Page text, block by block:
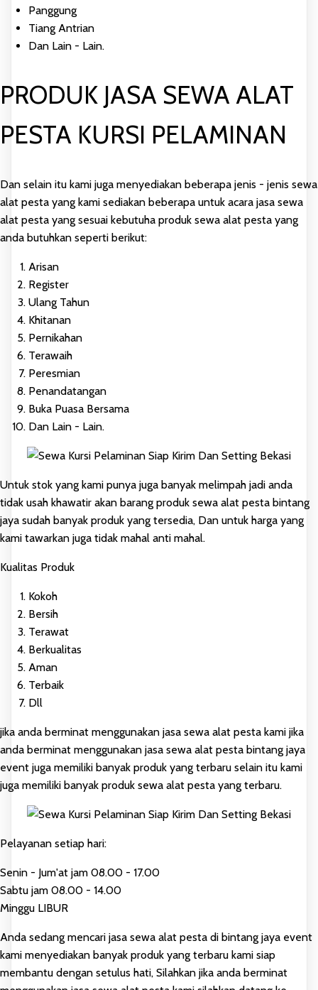
Panggung
Tiang Antrian
Dan Lain - Lain.
PRODUK JASA SEWA ALAT
PESTA KURSI PELAMINAN
Dan selain itu kami juga menyediakan beberapa jenis - jenis sewa
alat pesta yang kami sediakan beberapa untuk acara jasa sewa
alat pesta yang sesuai kebutuha produk sewa alat pesta yang
anda butuhkan seperti berikut:
Arisan
Register
Ulang Tahun
Khitanan
Pernikahan
Terawaih
Peresmian
Penandatangan
Buka Puasa Bersama
Dan Lain - Lain.
Untuk stok yang kami punya juga banyak melimpah jadi anda
tidak usah khawatir akan barang produk sewa alat pesta bintang
jaya sudah banyak produk yang tersedia, Dan untuk harga yang
kami tawarkan juga tidak mahal anti mahal.
Kualitas Produk
Kokoh
Bersih
Terawat
Berkualitas
Aman
Terbaik
Dll
jika anda berminat menggunakan jasa sewa alat pesta kami jika
anda berminat menggunakan jasa sewa alat pesta bintang jaya
event juga memiliki banyak produk yang terbaru selain itu kami
juga memiliki banyak produk sewa alat pesta yang terbaru.
Pelayanan setiap hari:
Senin - Jum'at jam 08.00 - 17.00
Sabtu jam 08.00 - 14.00
Minggu LIBUR
Anda sedang mencari jasa sewa alat pesta di bintang jaya event
kami menyediakan banyak produk yang terbaru kami siap
membantu dengan setulus hati, Silahkan jika anda berminat